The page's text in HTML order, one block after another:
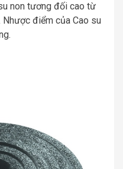
non tương đối cao từ
điểm của Cao su